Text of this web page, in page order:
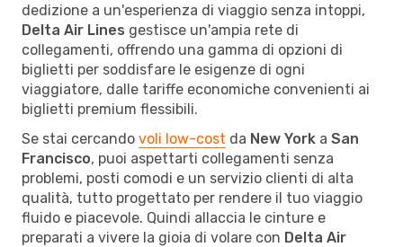
dedizione a un'esperienza di viaggio senza intoppi,
Delta Air Lines gestisce un'ampia rete di
collegamenti, offrendo una gamma di opzioni di
biglietti per soddisfare le esigenze di ogni
viaggiatore, dalle tariffe economiche convenienti ai
biglietti premium flessibili.
Se stai cercando voli low-cost da New York a San
Francisco, puoi aspettarti collegamenti senza
problemi, posti comodi e un servizio clienti di alta
qualità, tutto progettato per rendere il tuo viaggio
fluido e piacevole. Quindi allaccia le cinture e
preparati a vivere la gioia di volare con Delta Air